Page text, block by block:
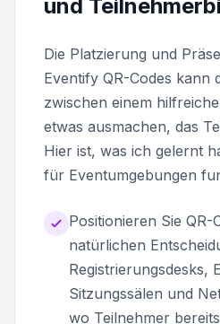
und
Die Platzierung und
Eventify QR-Codes kann
zwischen einem
etwas ausmachen, das
Hier ist, was ich gelernt
für Eventumgebungen
Positionieren Sie QR-
natürlichen
Registrierungsdesks,
Sitzungssälen und
wo Teilnehmer